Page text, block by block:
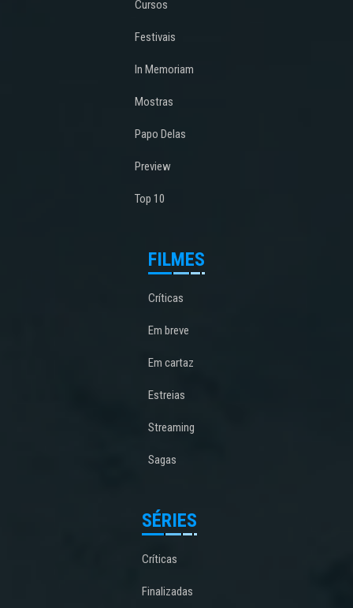
Cursos
Festivais
In Memoriam
Mostras
Papo Delas
Preview
Top 10
FILMES
Críticas
Em breve
Em cartaz
Estreias
Streaming
Sagas
SÉRIES
Críticas
Finalizadas